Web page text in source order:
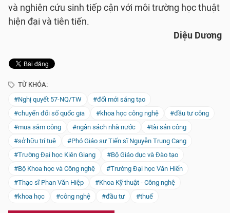
và nghiên cứu sinh tiếp cận với môi trường học thuật
hiện đại và tiên tiến.
Diệu Dương
TỪ KHÓA:
#Nghị quyết 57-NQ/TW
#đổi mới sáng tạo
#chuyển đổi số quốc gia
#khoa học công nghệ
#đầu tư công
#mua sắm công
#ngân sách nhà nước
#tài sản công
#sở hữu trí tuệ
#Phó Giáo sư Tiến sĩ Nguyễn Trung Cang
#Trường Đại học Kiên Giang
#Bộ Giáo dục và Đào tạo
#Bộ Khoa học và Công nghệ
#Trường Đại học Văn Hiến
#Thạc sĩ Phan Văn Hiệp
#Khoa Kỹ thuật - Công nghệ
#khoa học
#công nghệ #đầu tư #thuế